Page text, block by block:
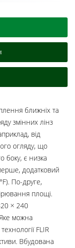
ближніх та
змінних лінз
від
огляду, що
боку, є низка
додатковий
По-друге,
площі.
× 240
можна
FLIR
Вбудована